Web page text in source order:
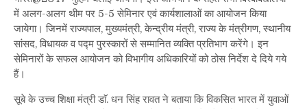
में अलग-अलग थीम पर 5-5 सेमिनार एवं कार्यशालाओं का आयोजन किया
जायेगा। जिनमें राज्यपाल, मुख्यमंत्री, केन्द्रीय मंत्री, राज्य के मंत्रीगण, स्थानीय
सांसद, विधायक व पद्म पुरस्कारों से सम्मानित व्यक्ति प्रतिभाग करेंगे। इन
सेमिनारों के सफल आयोजन को विभागीय अधिकारियों को ठोस निर्देश दे दिये गये
हैं।
सूबे के उच्च शिक्षा मंत्री डाॅ. धन सिंह रावत ने बताया कि विकसित भारत में युवाओं